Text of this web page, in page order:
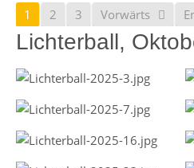
1 2 3 Vorwärts
Lichterball,